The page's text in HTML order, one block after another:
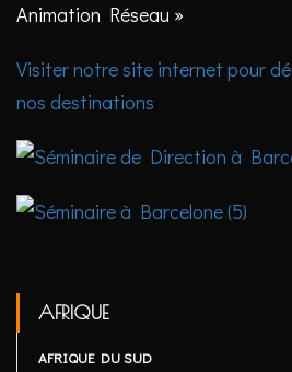
Animation Réseau »
Visiter notre site internet pour
nos destinations
AFRIQUE
AFRIQUE DU SUD